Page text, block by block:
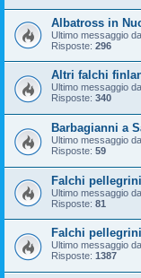
Albatross in
Ultimo messaggio da
Risposte: 296
Altri falchi
Ultimo messaggio da
Risposte: 340
Barbagianni a
Ultimo messaggio da
Risposte: 59
Falchi
Ultimo messaggio da
Risposte: 81
Falchi
Ultimo messaggio da
Risposte: 1387